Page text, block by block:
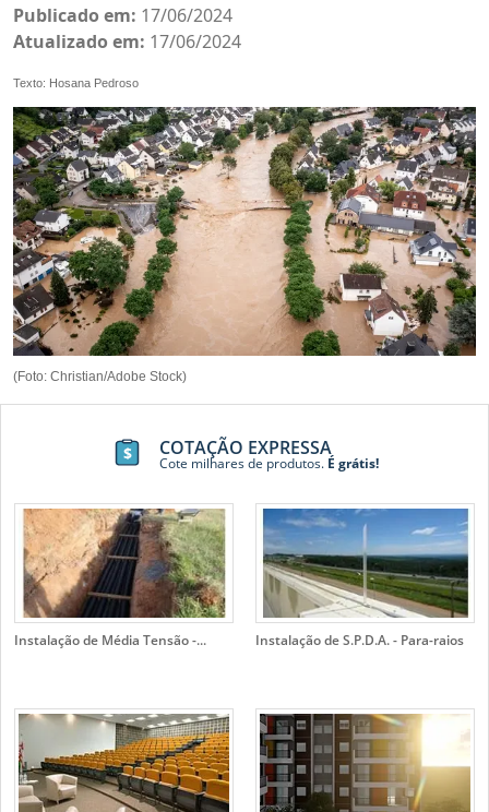
Publicado em: 17/06/2024
Atualizado em: 17/06/2024
Texto: Hosana Pedroso
(Foto: Christian/Adobe Stock)
COTAÇÃO EXPRESSA
Cote milhares de produtos.É grátis!
Instalação de Média Tensão -... Instalação de S.P.D.A. - Para-raios